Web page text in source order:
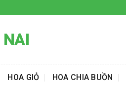
NAI
HOA GIỎ HOA CHIA BUỒN